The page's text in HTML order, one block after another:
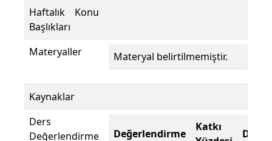
Haftalık Konu
Başlıkları
Materyaller
Materyal belirtilmemiştir.
Kaynaklar
Ders
Değerlendirme
Değerlendirme
Katkı